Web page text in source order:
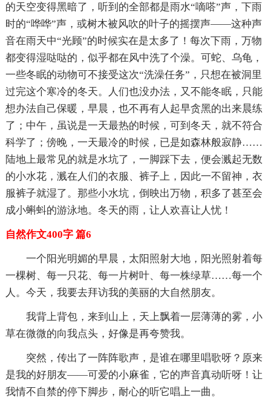
的天空变得黑暗了，听到的全部都是雨水“嘀嗒”声，下雨
时的“哗哗”声，或树木被风吹的叶子的摇摆声——这种声
音在雨天中“光顾”的时候实在是太多了！每次下雨，万物
都变得湿哒哒的，似乎都在风中洗了个澡。可蛇、乌龟，
一些冬眠的动物可不接受这次“洗澡任务”，只想在被洞里
过完这个寒冷的冬天。人们也没办法，又不能冬眠，只能
想办法自己保暖，早晨，也不再有人起早贪黑的出来晨练
了；中午，虽说是一天最热的时候，可到冬天，就不符合
科学了；傍晚，一天最冷的时候，已是如森林般寂静……
陆地上最常见的就是水坑了，一脚踩下去，便会溅起无数
的小水花，溅在人们的衣服、裤子上，因此一不留神，衣
服裤子就湿了。那些小水坑，倒映出万物，积多了甚至会
成小蝌蚪的游泳地。冬天的雨，让人欢喜让人忧！
自然作文400字 篇6
一个阳光明媚的早晨，太阳照射大地，阳光照射着每
一棵树、每一只花、每一片树叶、每一株绿草……每一个
人。今天，我要去拜访我的美丽的大自然朋友。
我背上背包，来到山上，天上飘着一层薄薄的雾，小
草在微微的向我点头，好像是再夸赞我。
突然，传出了一阵阵歌声，是谁在哪里唱歌呀？原来
是我的好朋友——可爱的小麻雀，它的声音真动听呀！让
我情不自禁的停下脚步，耐心的听它唱上一曲。